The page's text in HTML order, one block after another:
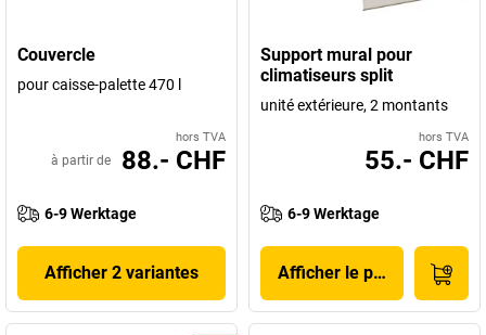
Couvercle
pour caisse-palette 470 l
hors TVA
à partir de 88.- CHF
6-9 Werktage
Afficher 2 variantes
Support mural pour
climatiseurs split
unité extérieure, 2 montants
hors TVA
55.- CHF
6-9 Werktage
Afficher le produit